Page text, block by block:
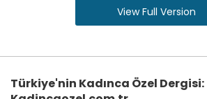
View Full Version
Türkiye'nin Kadınca Özel Dergisi: